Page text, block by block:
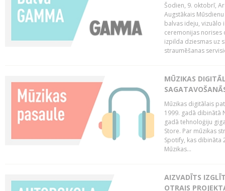
Šodien, 9. oktobrī,
Augstākais
balvas ideju,
ceremonijas norises
izpilda dziesmas uz
straumēšanas
MŪZIKAS
Mūzikas digitālais
1999. gadā dibinātā
gadā tehnoloģiju
Store. Par mūzikas
Spotify, kas dibināta
Mūzikas...
AIZVADĪTS
OTRAIS